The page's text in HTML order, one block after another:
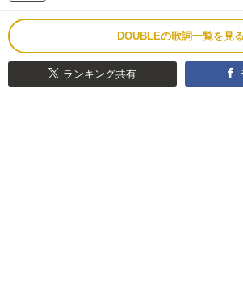
DOUBLEの歌詞一覧を見る
ランキング共有